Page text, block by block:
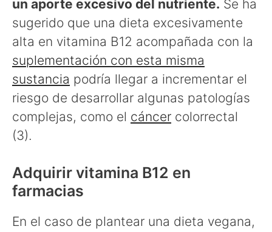
un aporte excesivo del nutriente. Se ha
sugerido que una dieta excesivamente
alta en vitamina B12 acompañada con la
suplementación con esta misma
sustancia podría llegar a incrementar el
riesgo de desarrollar algunas patologías
complejas, como el cáncer colorrectal
(3).
Adquirir vitamina B12 en
farmacias
En el caso de plantear una dieta vegana,